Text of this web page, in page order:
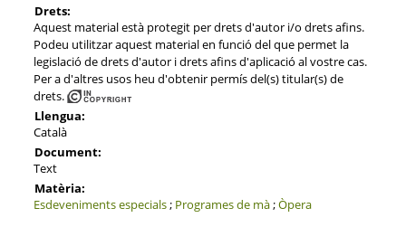
Drets:
Aquest material està protegit per drets d'autor i/o drets afins.
Podeu utilitzar aquest material en funció del que permet la
legislació de drets d'autor i drets afins d'aplicació al vostre cas.
Per a d'altres usos heu d'obtenir permís del(s) titular(s) de
drets.
Llengua:
Català
Document:
Text
Matèria:
Esdeveniments especials; Programes de mà;Òpera